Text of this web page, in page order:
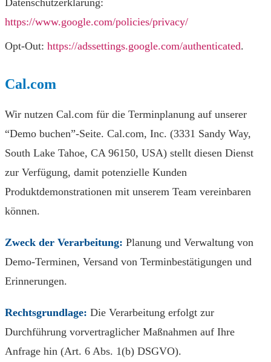
Datenschutzerklärung:
https://www.google.com/policies/privacy/
Opt-Out: https://adssettings.google.com/authenticated.
Cal.com
Wir nutzen Cal.com für die Terminplanung auf unserer
“Demo buchen”-Seite. Cal.com, Inc. (3331 Sandy Way,
South Lake Tahoe, CA 96150, USA) stellt diesen Dienst
zur Verfügung, damit potenzielle Kunden
Produktdemonstrationen mit unserem Team vereinbaren
können.
Zweck der Verarbeitung: Planung und Verwaltung von
Demo-Terminen, Versand von Terminbestätigungen und
Erinnerungen.
Rechtsgrundlage: Die Verarbeitung erfolgt zur
Durchführung vorvertraglicher Maßnahmen auf Ihre
Anfrage hin (Art. 6 Abs. 1(b) DSGVO).